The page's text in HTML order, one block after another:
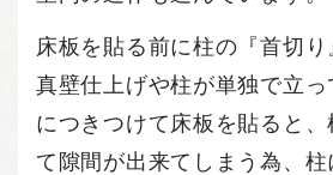
床板を貼る前に柱の『首切り
真壁仕上げや柱が単独で立
につきつけて床板を貼ると
て隙間が出来てしまう為、